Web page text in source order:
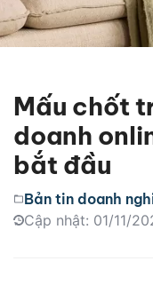
Mấu chốt
doanh
bắt đầu
Bản tin doanh
Cập nhật: 01/11/